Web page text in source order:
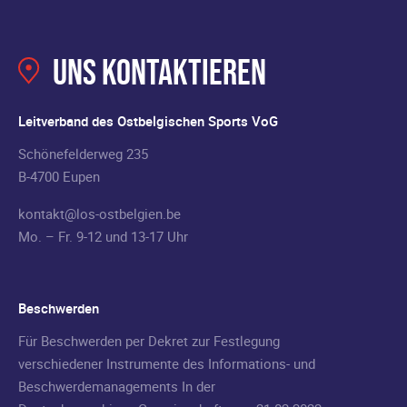
Uns kontaktieren
Leitverband des Ostbelgischen Sports VoG
Schönefelderweg 235
B-4700 Eupen
kontakt@los-ostbelgien.be
Mo. – Fr. 9-12 und 13-17 Uhr
Beschwerden
Für Beschwerden per Dekret zur Festlegung
verschiedener Instrumente des Informations- und
Beschwerdemanagements In der